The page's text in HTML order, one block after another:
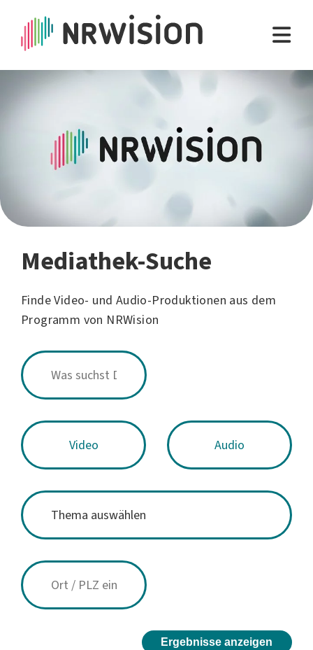
Mediathek-Suche
Finde Video- und Audio-Produktionen aus dem
Programm von NRWision
Video Audio
Ergebnisse anzeigen